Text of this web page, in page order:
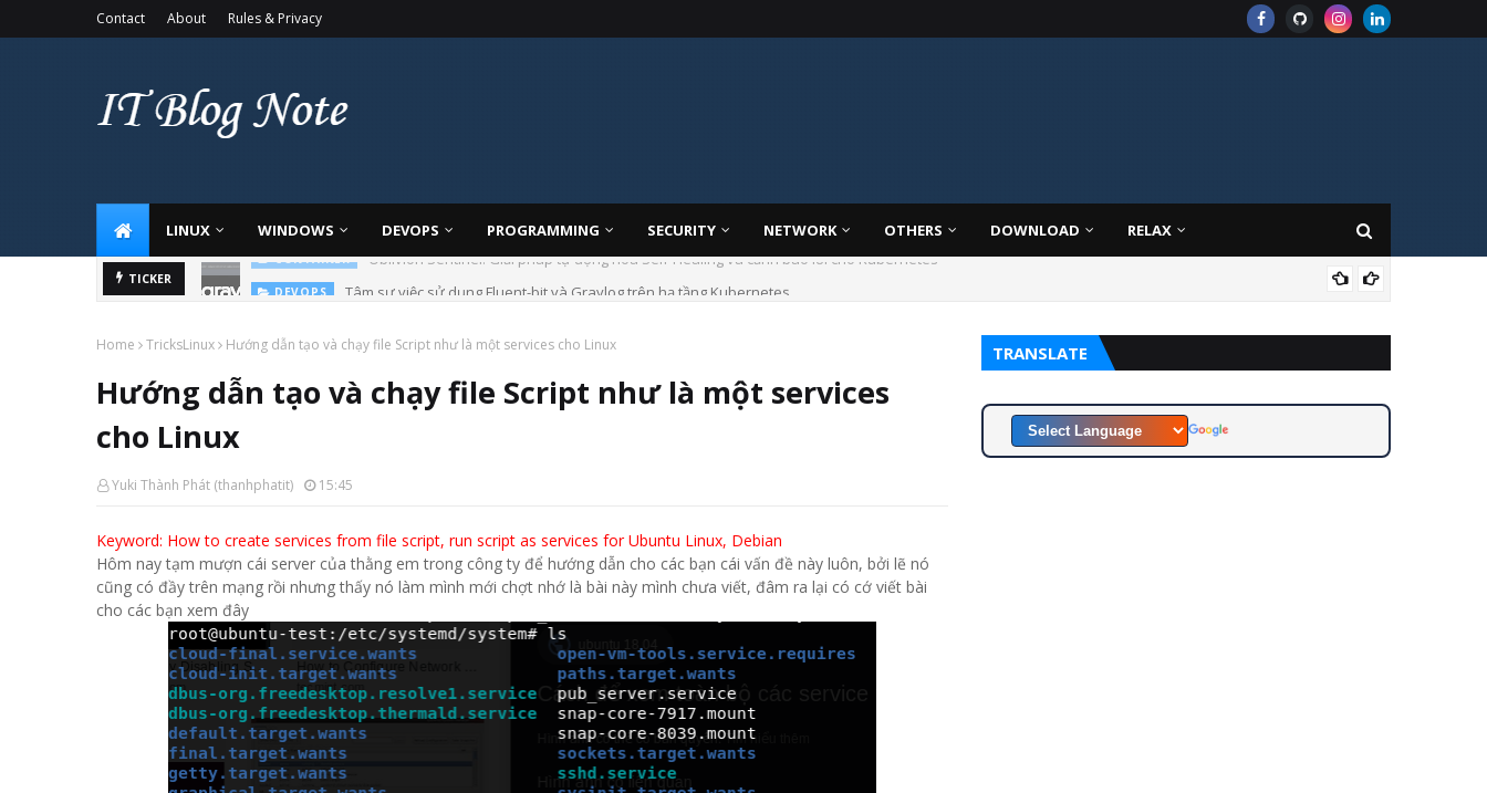
Contact About Rules & Privacy
LINUX WINDOWS DEVOPS PROGRAMMING SECURITY NETWORK OTHERS DOWNLOAD RELAX
TICKER DEVOPS
Home TricksLinux Hướng dẫn tạo và chạy file Script như là một services cho Linux
Hướng dẫn tạo và chạy file Script như là một services
cho Linux
Yuki Thành Phát (thanhphatit) 15:45
Keyword: How to create services from file script, run script as services for Ubuntu Linux, Debian
Hôm nay tạm mượn cái server của thằng em trong công ty để hướng dẫn cho các bạn cái vấn đề này luôn, bởi lẽ nó
cũng có đầy trên mạng rồi nhưng thấy nó làm mình mới chợt nhớ là bài này mình chưa viết, đâm ra lại có cớ viết bài
cho các bạn xem đây
TRANSLATE